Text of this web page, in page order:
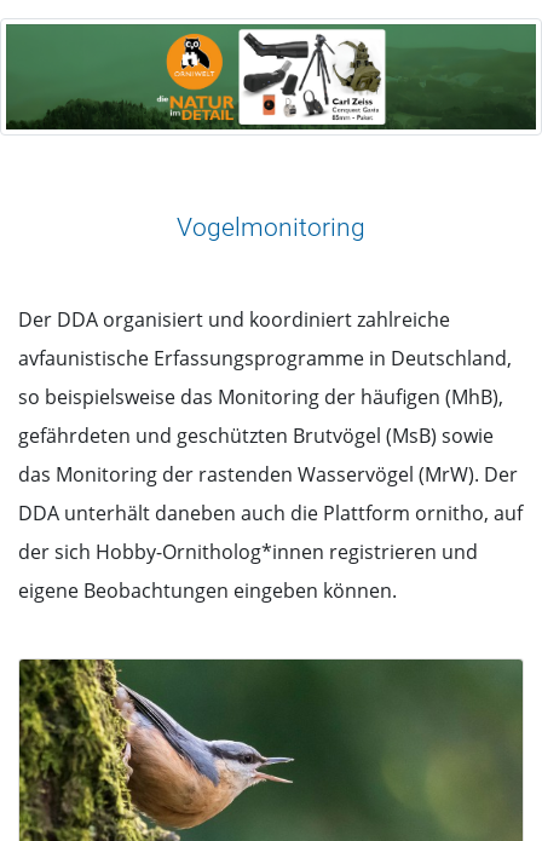
Vogelmonitoring
Der DDA organisiert und koordiniert zahlreiche
avfaunistische Erfassungsprogramme in Deutschland,
so beispielsweise das Monitoring der häufigen (MhB),
gefährdeten und geschützten Brutvögel (MsB) sowie
das Monitoring der rastenden Wasservögel (MrW). Der
DDA unterhält daneben auch die Plattform ornitho, auf
der sich Hobby-Ornitholog*innen registrieren und
eigene Beobachtungen eingeben können.